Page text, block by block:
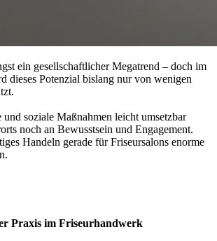
ein gesellschaftlicher Megatrend – doch im
dieses Potenzial bislang nur von wenigen
soziale Maßnahmen leicht umsetzbar
noch an Bewusstsein und Engagement.
Handeln gerade für Friseursalons enorme
Praxis im Friseurhandwerk